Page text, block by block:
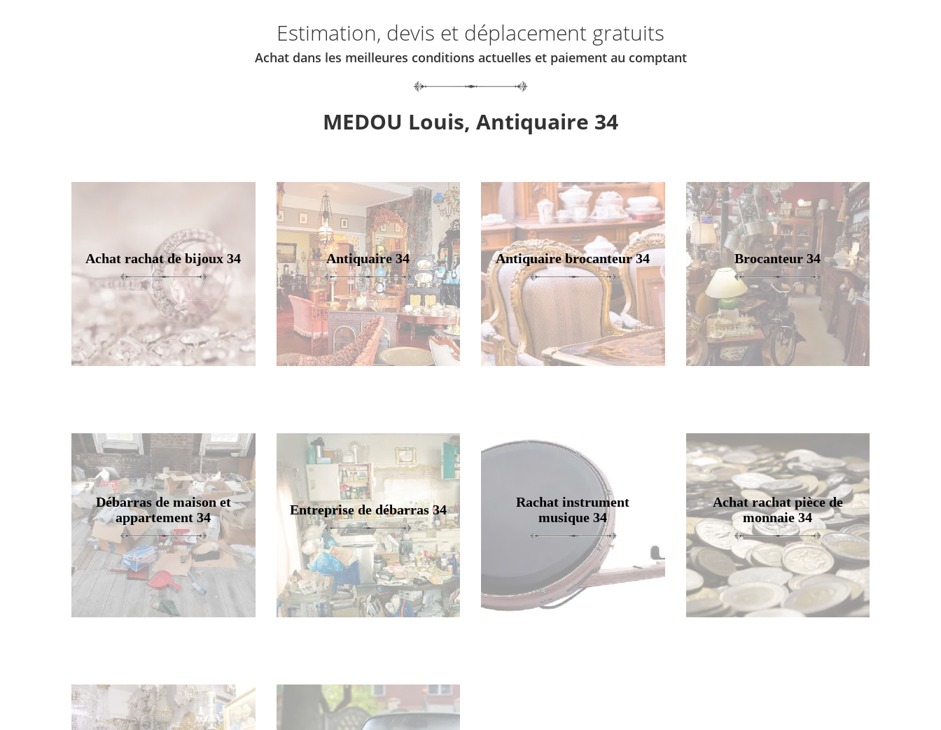
Estimation, devis et déplacement gratuits
Achat dans les meilleures conditions actuelles et paiement au comptant
MEDOU Louis, Antiquaire 34
Achat rachat de bijoux 34 Antiquaire 34 Antiquaire brocanteur 34 Brocanteur 34
Débarras de maison et
appartement 34
Entreprise de débarras 34
Rachat instrument
musique 34
Achat rachat pièce de
monnaie 34